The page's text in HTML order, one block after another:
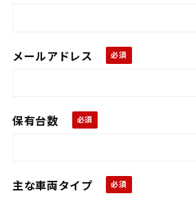
メールアドレス
保有台数
主な車両タイプ